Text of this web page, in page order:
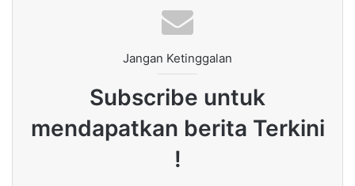
Jangan Ketinggalan
Subscribe untuk
mendapatkan berita Terkini
!